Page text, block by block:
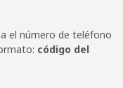
por ⁦$10⁩ ⁦16¢⁩
el número de teléfono
código del